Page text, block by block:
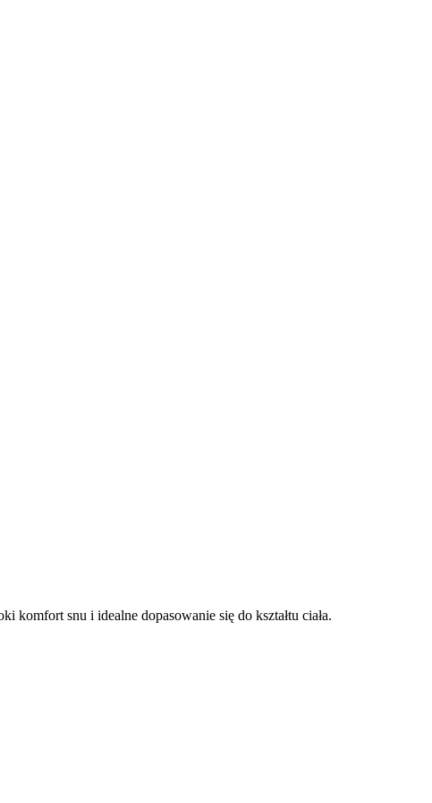
komfort snu i idealne dopasowanie się do kształtu ciała.